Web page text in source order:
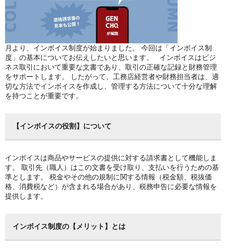
月より、インボイス制度が始まりました。
今回は「インボイス制
度」の基本についてお伝えしたいと思います。
インボイスはビジ
ネス取引において重要な文書であり、取引の正確な記録と財務管理
をサポートします。
したがって、 工務店経営者や財務担当者は、適
切な方法でインボイスを作成し、管理する方法について十分な理解
を持つことが重要です。
【インボイスの役割】について
インボイスは商品やサービスの提供に対する請求書として機能しま
す。
取引先（職人）はこの文書を受け取り、支払いを行うための基
準とします。
税金やその他の規制に関する情報（税金額、税抜価
格、消費税など）が含まれる場合があり、税務申告に必要な情報を
提供します。
インボイス制度の【メリット】とは